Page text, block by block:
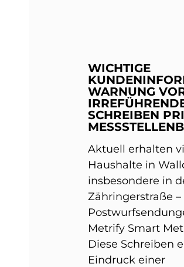
WICHTIGE
WARNUNG
SCHREIBEN
Aktuell erhalten
Haushalte in
insbesondere in
Zähringerstraße –
Metrify Smart
Diese Schreiben
Eindruck einer